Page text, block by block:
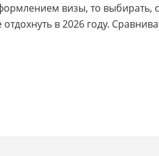
визы, то выбирать,
в 2026 году.